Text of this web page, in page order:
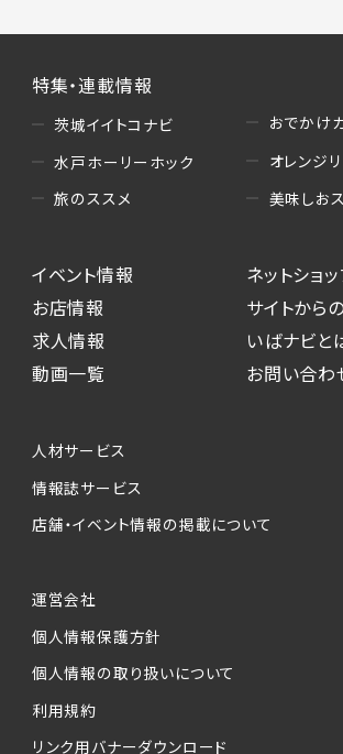
特集・連載情報
茨城イイトコナビ
水戸ホーリーホック
旅のススメ
おでかけ
オレンジ
美味しお
イベント情報
お店情報
求人情報
動画一覧
ネットショ
サイトから
いばナビと
お問い合わ
人材サービス
情報誌サービス
店舗・イベント情報の掲載について
運営会社
個人情報保護方針
個人情報の取り扱いについて
利用規約
リンク用バナーダウンロード